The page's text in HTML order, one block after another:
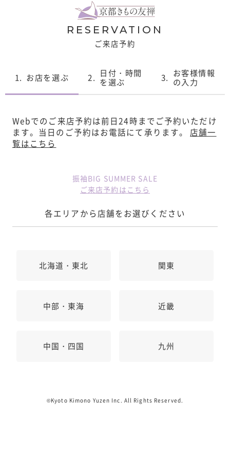
RESERVATION
ご来店予約
1. お店を選ぶ 2. 日付・時間
を選ぶ 3. お客様情報
の入力
Webでのご来店予約は前日24時までご予約いただけ
ます。 当日のご予約はお電話にて承ります。 店舗一
覧はこちら
振袖BIG SUMMER SALE
ご来店予約はこちら
各エリアから店舗をお選びください
北海道・東北 関東
中部・東海 近畿
中国・四国 九州
©Kyoto Kimono Yuzen Inc. All Rights Reserved.